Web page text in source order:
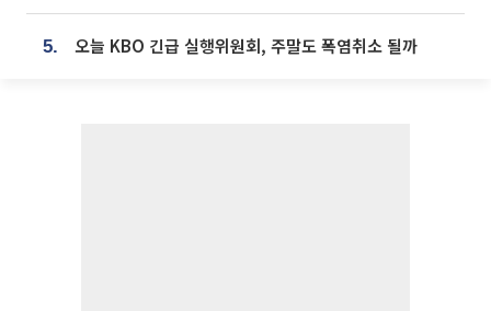
5. 오늘 KBO 긴급 실행위원회, 주말도 폭염취소 될까